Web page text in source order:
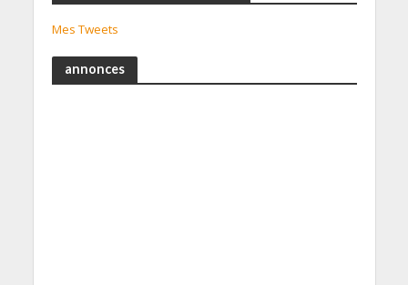
Mes Tweets
annonces